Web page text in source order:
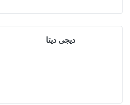
دیجی دیتا